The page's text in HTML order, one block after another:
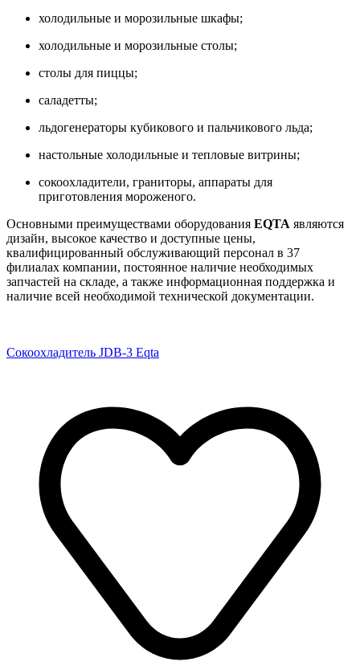
холодильные и морозильные шкафы;
холодильные и морозильные столы;
столы для пиццы;
саладетты;
льдогенераторы кубикового и пальчикового льда;
настольные холодильные и тепловые витрины;
сокоохладители, граниторы, аппараты для
приготовления мороженого.
Основными преимуществами оборудования EQTA являются
дизайн, высокое качество и доступные цены,
квалифицированный обслуживающий персонал в 37
филиалах компании, постоянное наличие необходимых
запчастей на складе, а также информационная поддержка и
наличие всей необходимой технической документации.
Сокоохладитель JDB-3 Eqta